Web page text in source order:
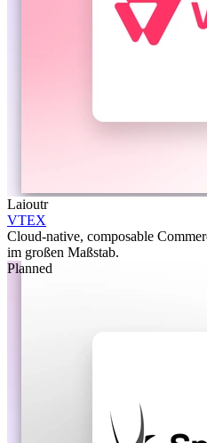
Laioutr
VTEX
Cloud-native, composable
im großen Maßstab.
Planned